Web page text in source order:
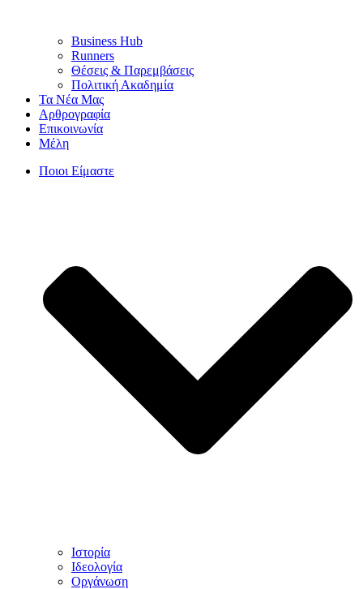
Business Hub
Runners
Θέσεις & Παρεμβάσεις
Πολιτική Ακαδημία
Τα Νέα Μας
Αρθρογραφία
Επικοινωνία
Μέλη
Ποιοι Είμαστε
Ιστορία
Ιδεολογία
Οργάνωση